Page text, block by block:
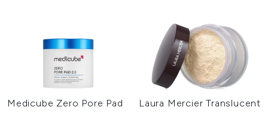
Medicube Zero Pore Pad
Laura Mercier Translucent